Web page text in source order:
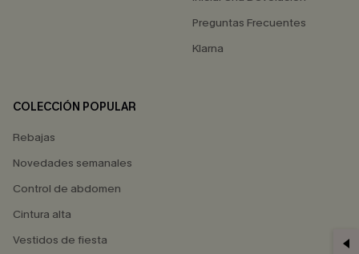
Preguntas Frecuentes
Klarna
COLECCIÓN POPULAR
Rebajas
Novedades semanales
Control de abdomen
Cintura alta
Vestidos de fiesta